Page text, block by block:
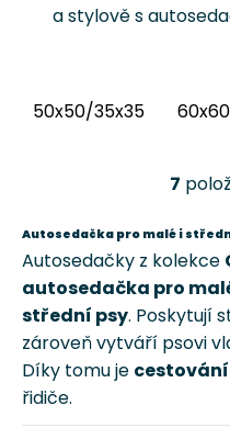
a stylově s
50x50/35x35
7
Autosedačka pro malé i
Autosedačky z kolekce
autosedačka pro
střední psy. Poskytují
zároveň vytváří psovi
Díky tomu je cestování
řidiče.